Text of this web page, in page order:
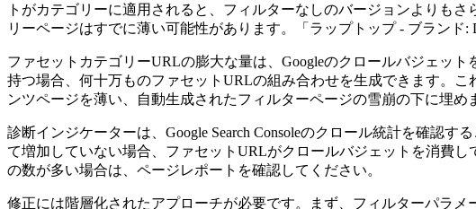
トがカテゴリーに適用されると、フィルターなしのバージョンよりも
リーページはすでに薄い可能性があります。「ラップトップ - ブランド
ファセットカテゴリーURLの膨大な量は、Googleのクロールバジェッ
持つ場合、何十万ものファセットURLの組み合わせを生成できます。
ンツページを薄い、自動生成されたフィルターページの雪崩の下に埋め
診断インジケーターは、Google Search Consoleのクロール統計を確認
て増加していない場合、ファセットURLがクロールバジェットを消費
の数が多い場合は、ページレポートを確認してください。
修正には階層化されたアプローチが必要です。まず、フィルターパラ